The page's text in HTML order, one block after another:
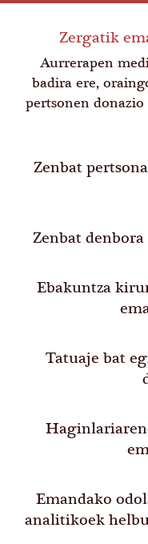
Zergatik
Aurrerapen
badira ere,
pertsonen
Zenbat
Zenbat
Ebakuntza
Tatuaje bat
Emandako
analitikoek